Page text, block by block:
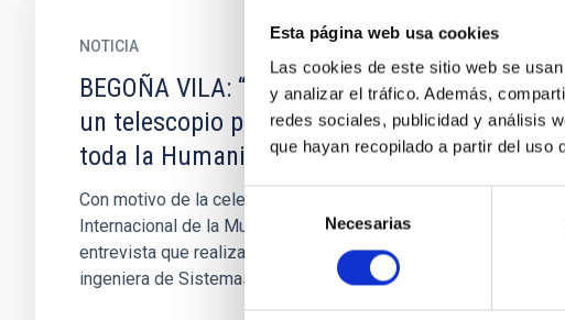
Esta página web usa cookies
Las cookies de este sitio web se
y analizar el tráfico. Además,
redes sociales, publicidad y análisis
que hayan recopilado a partir del uso
Selección
consentimiento
Necesarias
NOTICIA
BEGOÑA VILA: “El James Webb es
un telescopio para todos, para
toda la Humanidad”
Con motivo de la celebración del Día
Internacional de la Mujer compartimos la
entrevista que realizamos a Begoña Vila,
ingeniera de Sistemas de Instrumentos del...